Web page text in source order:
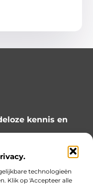
technologieën
Klik op 'Accepteer alle
kennis en
en laat je
vol inzichten.